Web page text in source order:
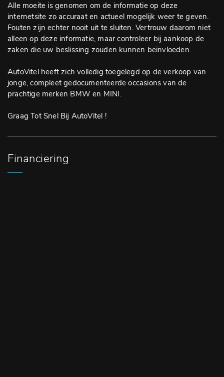
Alle moeite is genomen om de informatie op deze
internetsite zo accuraat en actueel mogelijk weer te geven.
Fouten zijn echter nooit uit te sluiten. Vertrouw daarom niet
alleen op deze informatie, maar controleer bij aankoop de
zaken die uw beslissing zouden kunnen beïnvloeden.
AutoVitel heeft zich volledig toegelegd op de verkoop van
jonge, compleet gedocumenteerde occasions van de
prachtige merken BMW en MINI.
Graag Tot Snel Bij AutoVitel !
Financiering